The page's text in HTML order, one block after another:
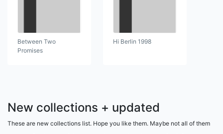
Between Two
Promises
Hi Berlin 1998
New collections + updated
These are new collections list. Hope you like them. Maybe not all of them